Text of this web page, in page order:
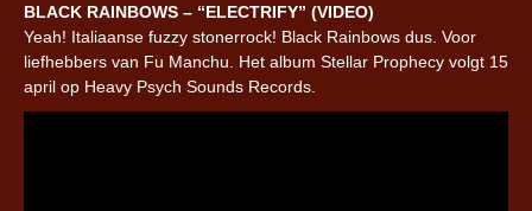
BLACK RAINBOWS – “ELECTRIFY” (VIDEO)
Yeah! Italiaanse fuzzy stonerrock! Black Rainbows dus. Voor
liefhebbers van Fu Manchu. Het album Stellar Prophecy volgt 15
april op Heavy Psych Sounds Records.